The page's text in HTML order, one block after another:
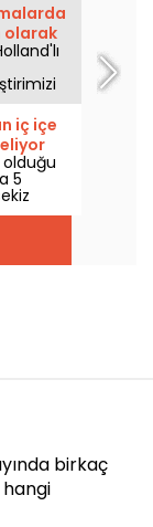
olarak
iç içe
olduğu
5
birkaç